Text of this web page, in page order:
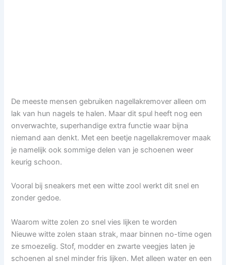
De meeste mensen gebruiken nagellakremover alleen om
lak van hun nagels te halen. Maar dit spul heeft nog een
onverwachte, superhandige extra functie waar bijna
niemand aan denkt. Met een beetje nagellakremover maak
je namelijk ook sommige delen van je schoenen weer
keurig schoon.
Vooral bij sneakers met een witte zool werkt dit snel en
zonder gedoe.
Waarom witte zolen zo snel vies lijken te worden
Nieuwe witte zolen staan strak, maar binnen no-time ogen
ze smoezelig. Stof, modder en zwarte veegjes laten je
schoenen al snel minder fris lijken. Met alleen water en een